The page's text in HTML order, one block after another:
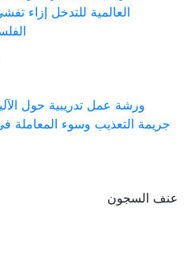
العالمية للتدخل إزاء
ورشة عمل تدريبية حول
جريمة التعذيب وسوء المعاملة
عنف السجون